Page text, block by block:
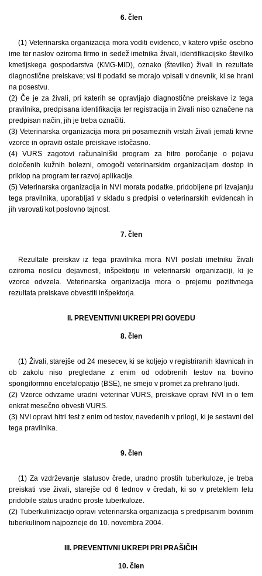
6. člen
(1) Veterinarska organizacija mora voditi evidenco, v katero vpiše osebno
ime ter naslov oziroma firmo in sedež imetnika živali, identifikacijsko številko
kmetijskega gospodarstva (KMG-MID), oznako (številko) živali in rezultate
diagnostične preiskave; vsi ti podatki se morajo vpisati v dnevnik, ki se hrani
na posestvu.
(2) Če je za živali, pri katerih se opravljajo diagnostične preiskave iz tega
pravilnika, predpisana identifikacija ter registracija in živali niso označene na
predpisan način, jih je treba označiti.
(3) Veterinarska organizacija mora pri posameznih vrstah živali jemati krvne
vzorce in opraviti ostale preiskave istočasno.
(4) VURS zagotovi računalniški program za hitro poročanje o pojavu
določenih kužnih bolezni, omogoči veterinarskim organizacijam dostop in
priklop na program ter razvoj aplikacije.
(5) Veterinarska organizacija in NVI morata podatke, pridobljene pri izvajanju
tega pravilnika, uporabljati v skladu s predpisi o veterinarskih evidencah in
jih varovati kot poslovno tajnost.
7. člen
Rezultate preiskav iz tega pravilnika mora NVI poslati imetniku živali
oziroma nosilcu dejavnosti, inšpektorju in veterinarski organizaciji, ki je
vzorce odvzela. Veterinarska organizacija mora o prejemu pozitivnega
rezultata preiskave obvestiti inšpektorja.
II. PREVENTIVNI UKREPI PRI GOVEDU
8. člen
(1) Živali, starejše od 24 mesecev, ki se koljejo v registriranih klavnicah in
ob zakolu niso pregledane z enim od odobrenih testov na bovino
spongiformno encefalopatijo (BSE), ne smejo v promet za prehrano ljudi.
(2) Vzorce odvzame uradni veterinar VURS, preiskave opravi NVI in o tem
enkrat mesečno obvesti VURS.
(3) NVI opravi hitri test z enim od testov, navedenih v prilogi, ki je sestavni del
tega pravilnika.
9. člen
(1) Za vzdrževanje statusov črede, uradno prostih tuberkuloze, je treba
preiskati vse živali, starejše od 6 tednov v čredah, ki so v preteklem letu
pridobile status uradno proste tuberkuloze.
(2) Tuberkulinizacijo opravi veterinarska organizacija s predpisanim bovinim
tuberkulinom najpozneje do 10. novembra 2004.
III. PREVENTIVNI UKREPI PRI PRAŠIČIH
10. člen